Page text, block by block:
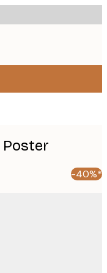
Poster
-40%*